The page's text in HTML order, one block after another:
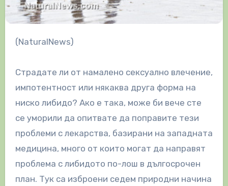
(NaturalNews)
Страдате ли от намалено сексуално влечение,
импотентност или някаква друга форма на
ниско либидо? Ако е така, може би вече сте
се уморили да опитвате да поправите тези
проблеми с лекарства, базирани на западната
медицина, много от които могат да направят
проблема с либидото по-лош в дългосрочен
план. Тук са изброени седем природни начина